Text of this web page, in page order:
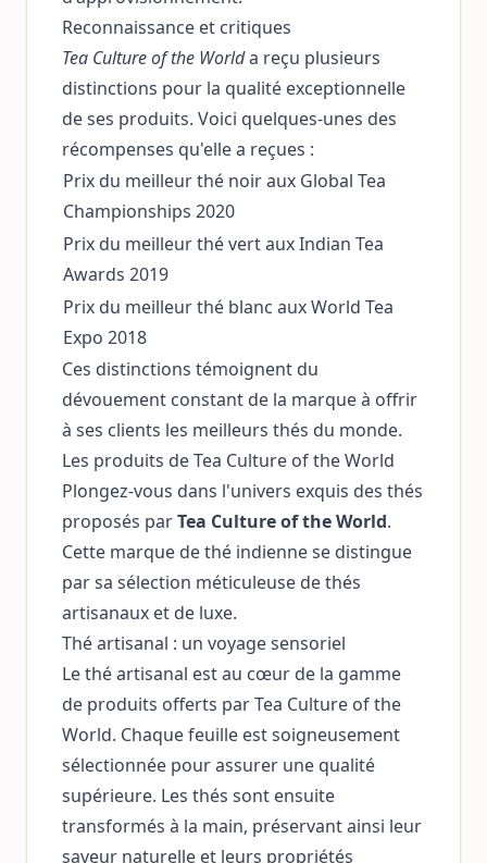
Reconnaissance et critiques
Tea Culture of the Worlda reçu plusieurs
distinctions pour la qualité exceptionnelle
de ses produits. Voici quelques-unes des
récompenses qu'elle a reçues :
Prix du meilleur thé noir aux Global Tea
Championships 2020
Prix du meilleur thé vert aux Indian Tea
Awards 2019
Prix du meilleur thé blanc aux World Tea
Expo 2018
Ces distinctions témoignent du
dévouement constant de la marque à offrir
à ses clients les meilleurs thés du monde.
Les produits de Tea Culture of the World
Plongez-vous dans l'univers exquis des thés
proposés parTea Culture of the World.
Cette marque de thé indienne se distingue
par sa sélection méticuleuse de thés
artisanaux et de luxe.
Thé artisanal : un voyage sensoriel
Le thé artisanal est au cœur de la gamme
de produits offerts par Tea Culture of the
World. Chaque feuille est soigneusement
sélectionnée pour assurer une qualité
supérieure. Les thés sont ensuite
transformés à la main, préservant ainsi leur
saveur naturelle et leurs propriétés